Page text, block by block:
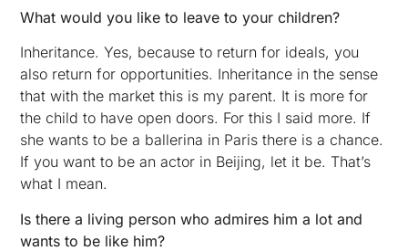
What would you like to leave to your children?
Inheritance. Yes, because to return for ideals, you
also return for opportunities. Inheritance in the sense
that with the market this is my parent. It is more for
the child to have open doors. For this I said more. If
she wants to be a ballerina in Paris there is a chance.
If you want to be an actor in Beijing, let it be. That’s
what I mean.
Is there a living person who admires him a lot and
wants to be like him?